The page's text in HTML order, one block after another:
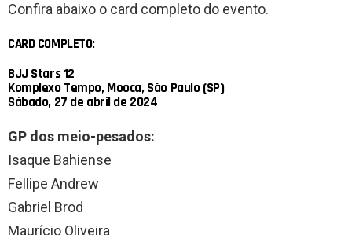
Confira abaixo o card completo do evento.
CARD COMPLETO:
BJJ Stars 12
Komplexo Tempo, Mooca, São Paulo (SP)
Sábado, 27 de abril de 2024
GP dos meio-pesados:
Isaque Bahiense
Fellipe Andrew
Gabriel Brod
Maurício Oliveira